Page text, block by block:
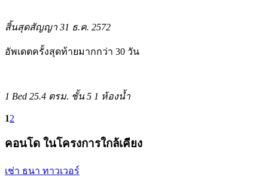
สิ้นสุดสัญญา 31 ธ.ค. 2572
อัพเดตครั้งสุดท้ายมากกว่า 30 วัน
1 Bed 25.4 ตรม. ชั้น 5 1 ห้องน้ำ
12
คอนโด ในโครงการใกล้เคียง
เช่า ธนา ทาวเวอร์